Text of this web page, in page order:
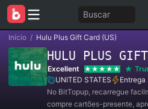
Buscar
Início / Hulu Plus Gift Card (US)
HULU PLUS
Excellent
UNITED STATES
Entrega
No BitTopup, recarregue
compre cartões-presente,